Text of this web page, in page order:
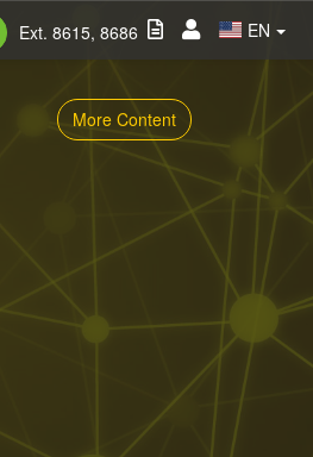
EN
Ext. 8615, 8686
More Content